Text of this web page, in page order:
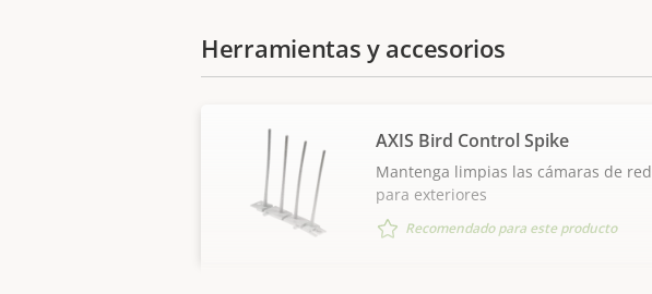
Herramientas y accesorios
AXIS Bird Control Spike
Mantenga limpias las cámaras de red
para exteriores
Recomendado para este producto